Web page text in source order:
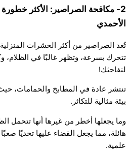
2- مكافحة الصراصير: الأكثر
الأحمدي
تُعد الصراصير من أكثر الحشرات
تتحرك بسرعة، وتظهر غالبًا في الظلام،
لتفاجئك!
تنتشر عادة في المطابخ والحمامات، حيث
بيئة مثالية للتكاثر.
وما يجعلها أخطر من غيرها أنها تتحمل
هائلة، مما يجعل القضاء عليها تحديًا
علمية.